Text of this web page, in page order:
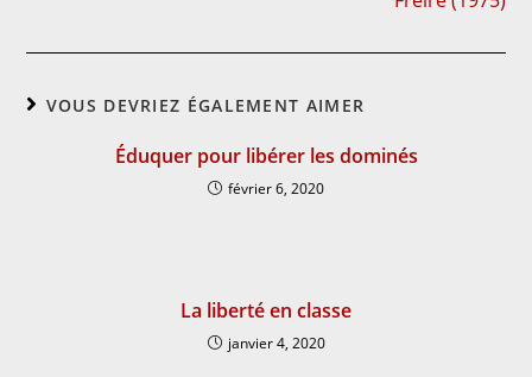
VOUS DEVRIEZ ÉGALEMENT AIMER
Éduquer pour libérer les dominés
février 6, 2020
La liberté en classe
janvier 4, 2020